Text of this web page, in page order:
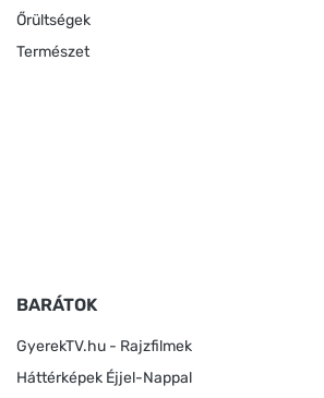
Őrültségek
Természet
BARÁTOK
GyerekTV.hu - Rajzfilmek
Háttérképek Éjjel-Nappal